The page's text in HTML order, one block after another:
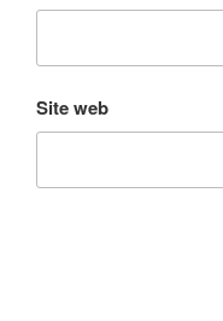
Site web